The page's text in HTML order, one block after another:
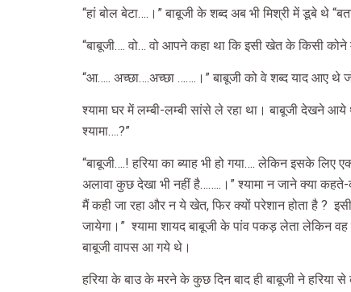
“हां बोल बेटा….।” बाबूजी के शब्द अब भी मिश्री में डूबे थे
“बाबूजी…. वो… वो आपने कहा था कि इसी खेत के किसी
“आ….. अच्छा….अच्छा …….।” बाबूजी को वे शब्द याद आए थे
श्यामा घर में लम्बी-लम्बी सांसे ले रहा था। बाबूजी देखने
श्यामा….?”
“बाबूजी….! हरिया का ब्याह भी हो गया…. लेकिन इसके
अलावा कुछ देखा भी नहीं है……..।” श्यामा न जाने क्या
मैं कही जा रहा और न ये खेत, फिर क्यों परेशान होता है ?
जायेगा।” श्यामा शायद बाबूजी के पांव पकड़ लेता लेकिन
बाबूजी वापस आ गये थे।
हरिया के बाउ के मरने के कुछ दिन बाद ही बाबूजी ने